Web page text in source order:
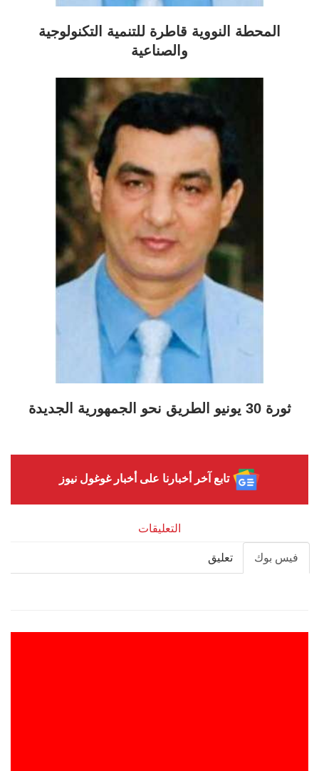
المحطة النووية قاطرة للتنمية التكنولوجية
والصناعية
ثورة 30 يونيو الطريق نحو الجمهورية الجديدة
تابع آخر أخبارنا على أخبار غوغول نيوز
التعليقات
فيس بوك تعليق